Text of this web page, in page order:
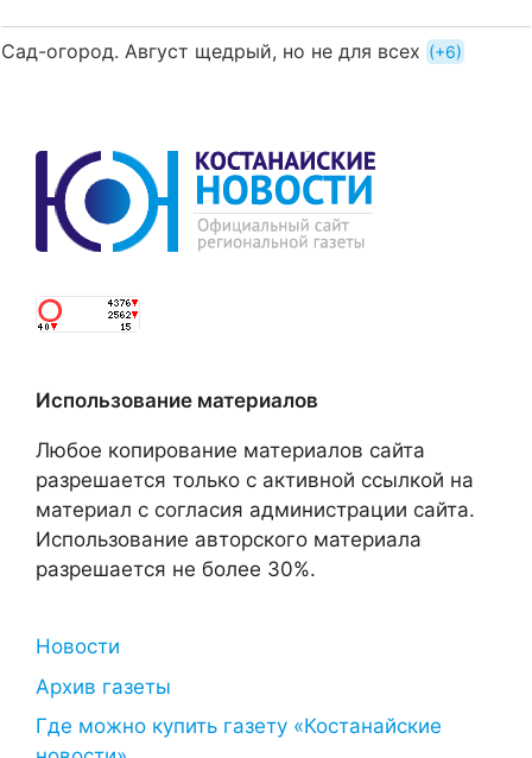
Сад-огород. Август щедрый, но не для всех +6
Использование материалов
Любое копирование материалов сайта
разрешается только с активной ссылкой на
материал с согласия администрации сайта.
Использование авторского материала
разрешается не более 30%.
Новости
Архив газеты
Где можно купить газету «Костанайские